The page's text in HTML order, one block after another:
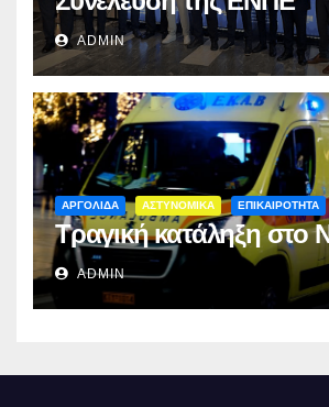
ADMIN
ΑΡΓΟΛΙΔΑ ΑΣΤΥΝΟΜΙΚΑ ΕΠΙΚΑΙΡΟΤΗΤΑ
Τραγική κατάληξη στο
ADMIN